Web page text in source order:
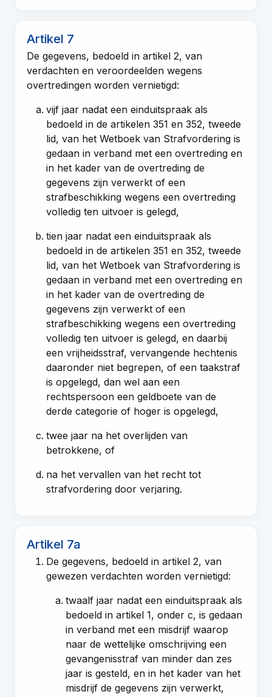
Artikel 7
De gegevens, bedoeld inartikel 2, van
verdachten en veroordeelden wegens
overtredingen worden vernietigd:
vijf jaar nadat een einduitspraak als
bedoeld in deartikelen 351 en352, tweede
lid, van het Wetboek van Strafvordering is
gedaan in verband met een overtreding en
in het kader van de overtreding de
gegevens zijn verwerkt of een
strafbeschikking wegens een overtreding
volledig ten uitvoer is gelegd,
tien jaar nadat een einduitspraak als
bedoeld in deartikelen 351 en352, tweede
lid, van het Wetboek van Strafvordering is
gedaan in verband met een overtreding en
in het kader van de overtreding de
gegevens zijn verwerkt of een
strafbeschikking wegens een overtreding
volledig ten uitvoer is gelegd, en daarbij
een vrijheidsstraf, vervangende hechtenis
daaronder niet begrepen, of een taakstraf
is opgelegd, dan wel aan een
rechtspersoon een geldboete van de
derde categorie of hoger is opgelegd,
twee jaar na het overlijden van
betrokkene, of
na het vervallen van het recht tot
strafvordering door verjaring.
Artikel 7a
De gegevens, bedoeld inartikel 2, van
gewezen verdachten worden vernietigd:
twaalf jaar nadat een einduitspraak als
bedoeld inartikel 1, onder c, is gedaan
in verband met een misdrijf waarop
naar de wettelijke omschrijving een
gevangenisstraf van minder dan zes
jaar is gesteld, en in het kader van het
misdrijf de gegevens zijn verwerkt,